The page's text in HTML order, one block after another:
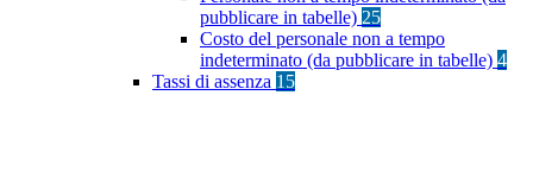
pubblicare in tabelle) 25
Costo del personale non a tempo
indeterminato (da pubblicare in tabelle) 4
Tassi di assenza 15